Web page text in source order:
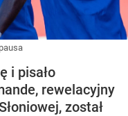
i pisało
rewelacyjny
został